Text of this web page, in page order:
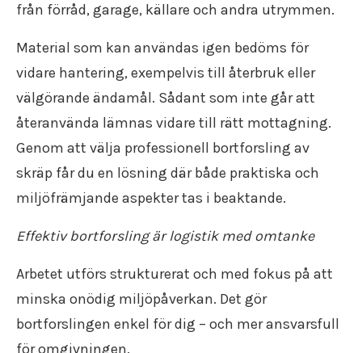
från förråd, garage, källare och andra utrymmen.
Material som kan användas igen bedöms för
vidare hantering, exempelvis till återbruk eller
välgörande ändamål. Sådant som inte går att
återanvända lämnas vidare till rätt mottagning.
Genom att välja professionell bortforsling av
skräp får du en lösning där både praktiska och
miljöfrämjande aspekter tas i beaktande.
Effektiv bortforsling är logistik med omtanke
Arbetet utförs strukturerat och med fokus på att
minska onödig miljöpåverkan. Det gör
bortforslingen enkel för dig – och mer ansvarsfull
för omgivningen.